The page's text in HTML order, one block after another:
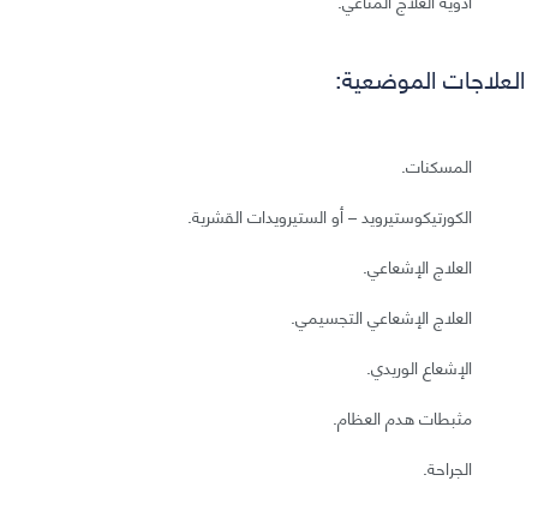
العلاجات الموضعية:
المسكنات.
الكورتيكوستيرويد – أو الستيرويدات القشرية.
العلاج الإشعاعي.
العلاج الإشعاعي التجسيمي.
الإشعاع الوريدي.
مثبطات هدم العظام.
الجراحة.